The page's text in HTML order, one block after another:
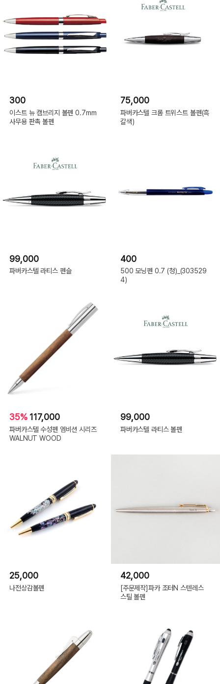
300
이스트 뉴 캠브리지 볼펜 0.7mm
사무용 판촉 볼펜
75,000
파버카스텔 크롬 트위스트 볼펜(흑
갈색)
99,000
파버카스텔 라티스 펜슬
400
500 모닝펜 0.7 (청)_(303529
4)
35% 117,000
파버카스텔 수성펜 엠비션 시리즈
WALNUT WOOD
99,000
파버카스텔 라티스 볼펜
25,000
나전상감볼펜
42,000
[주문제작]파카 조터N 스텐레스
스틸 볼펜